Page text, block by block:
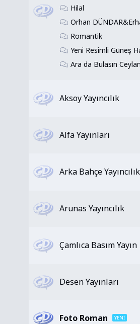
Hilal
Orhan
Romantik
Yeni Resimli Güneş
Ara da Bulasın Ceylan
Aksoy Yayıncılık
Alfa Yayınları
Arka Bahçe Yayıncılık
Arunas Yayıncılık
Çamlıca Basım Yayın
Desen Yayınları
Foto Roman